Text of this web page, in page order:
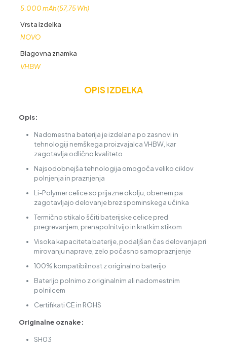
5.000 mAh (57,75 Wh)
Vrsta izdelka
NOVO
Blagovna znamka
VHBW
OPIS IZDELKA
Opis:
Nadomestna baterija je izdelana po zasnovi in
tehnologiji nemškega proizvajalca VHBW, kar
zagotavlja odlično kvaliteto
Najsodobnejša tehnologija omogoča veliko ciklov
polnjenja in praznjenja
Li-Polymer celice so prijazne okolju, obenem pa
zagotavljajo delovanje brez spominskega učinka
Termično stikalo ščiti baterijske celice pred
pregrevanjem, prenapolnitvijo in kratkim stikom
Visoka kapaciteta baterije, podaljšan čas delovanja pri
mirovanju naprave, zelo počasno samopraznjenje
100% kompatibilnost z originalno baterijo
Baterijo polnimo z originalnim ali nadomestnim
polnilcem
Certifikati CE in ROHS
Originalne oznake:
SH03